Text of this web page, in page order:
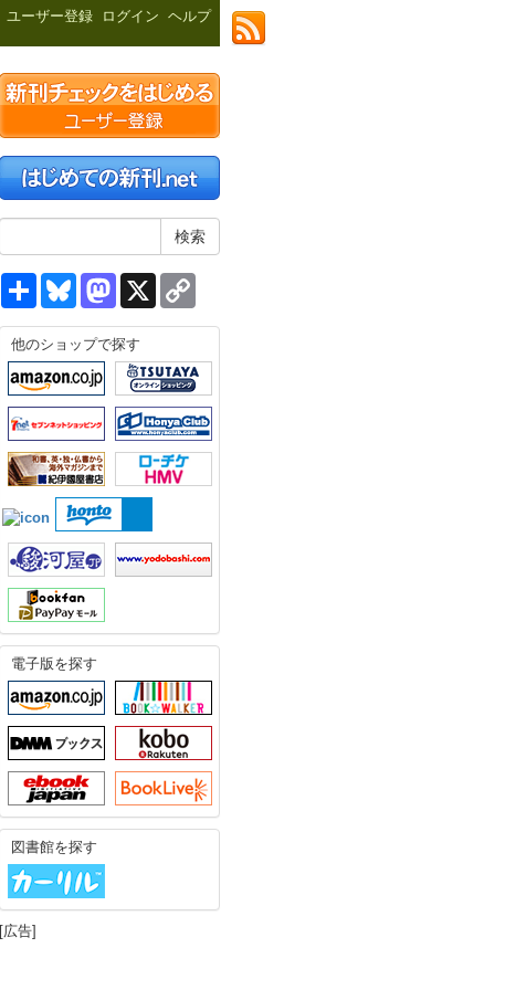
ユーザー登録 ログイン ヘルプ
共
有
BlueskyMastodon
X
他のショップで探す
電子版を探す
図書館を探す
[広告]